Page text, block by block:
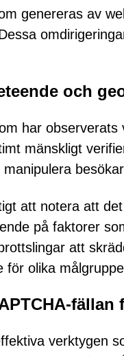
genereras av
och
har
mänskligt
att notera att
på faktorer
att
för olika
fällan
verktygen